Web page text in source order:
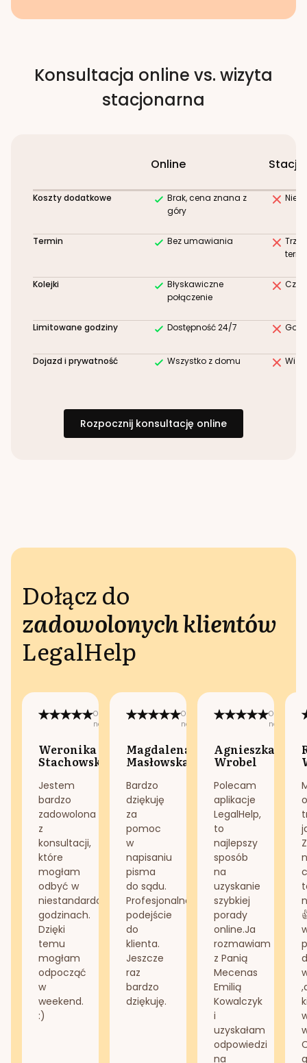
Konsultacja online vs. wizyta
stacjonarna
Online
Koszty dodatkowe
Brak, cena znana z
góry
Termin Bez umawiania
Kolejki
Błyskawiczne
połączenie
Limitowane godziny Dostępność 24/7
Dojazd i prywatność Wszystko z domu
Rozpocznij konsultację online
Dołącz do
zadowolonych klientów
LegalHelp
Opublikowano
na:
Weronika
Stachowska
Jestem
bardzo
zadowolona
z
konsultacji,
które
mogłam
odbyć w
niestandardowych
godzinach.
Dzięki
temu
mogłam
odpocząć
w
weekend.
:)
Opublikowano
na:
Magdalena
Masłowska
Bardzo
dziękuję
za
pomoc
w
napisaniu
pisma
do sądu.
Profesjonalne
podejście
do
klienta.
Jeszcze
raz
bardzo
dziękuję.
na:
Agnieszka
Wrobel
Polecam
aplikacje
LegalHelp,
to
najlepszy
sposób
na
uzyskanie
szybkiej
porady
online.Ja
rozmawiam
z Panią
Mecenas
Emilią
Kowalczyk
i
uzyskałam
odpowiedzi
na